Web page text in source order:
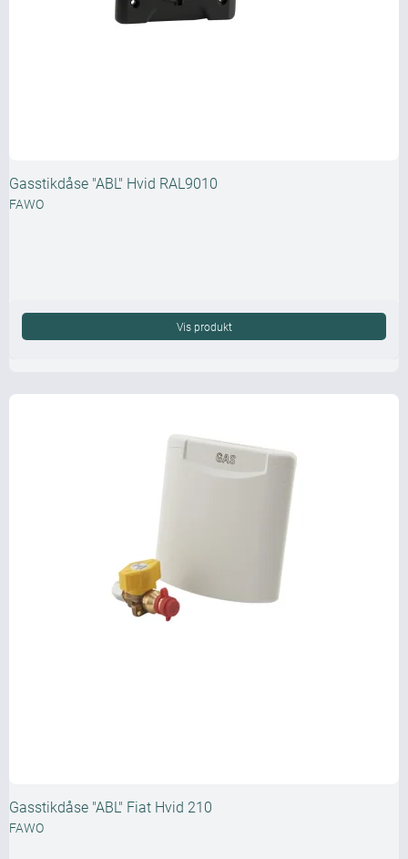
Gasstikdåse "ABL" Hvid RAL9010
FAWO
Vis produkt
Gasstikdåse "ABL" Fiat Hvid 210
FAWO